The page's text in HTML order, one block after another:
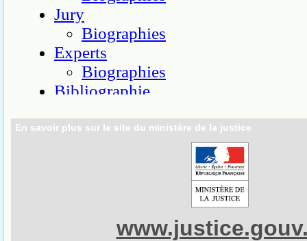
En savoir plus sur le site du ministère de la justice